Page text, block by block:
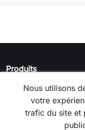
Produits
La boutique
Votre compte
Nous utilisons
votre
trafic du site et